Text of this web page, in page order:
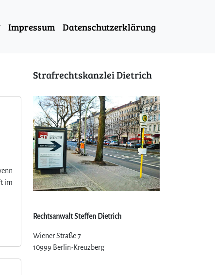
Impressum Datenschutzerklärung
im
Strafrechtskanzlei Dietrich
Rechtsanwalt Steffen Dietrich
Wiener Straße 7
10999 Berlin-Kreuzberg